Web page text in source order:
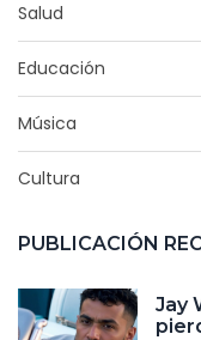
Salud
Educación
Música
Cultura
PUBLICACIÓN
Jay